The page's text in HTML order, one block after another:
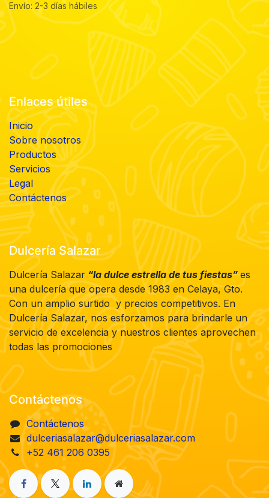
Envío: 2-3 días hábiles
Enlaces útiles
Inicio
Sobre nosotros
Productos
Servicios
Legal
Contáctenos
Dulcería Salazar
Dulcería Salazar “la dulce estrella de tus fiestas”es
una dulcería que opera desde 1983 en Celaya, Gto.
Con un amplio surtido y precios competitivos. En
Dulcería Salazar, nos esforzamos para brindarle un
servicio de excelencia y nuestros clientes aprovechen
todas las promociones
Contáctenos
Contáctenos
dulceriasalazar@dulceriasalazar.com
+52 461 206 0395